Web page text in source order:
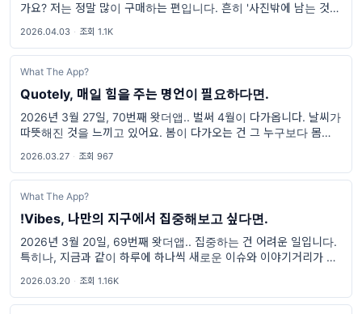
가요? 저는 정말 많이 구매하는 편입니다. 흔히 '사진밖에 남는 것이
이라고 생각
2026.04.03 · 조회 1.1K
What The App?
Quotely, 매일 힘을 주는 명언이 필요하다면.
2026년 3월 27일, 70번째 왓더앱.. 벌써 4월이 다가옵니다. 날씨가
따뜻해진 것을 느끼고 있어요. 봄이 다가오는 건 그 누구보다 몸이 먼
풀리는 계
2026.03.27 · 조회 967
What The App?
!Vibes, 나만의 지구에서 집중해보고 싶다면.
2026년 3월 20일, 69번째 왓더앱.. 집중하는 건 어려운 일입니다.
특히나, 지금과 같이 하루에 하나씩 새로운 이슈와 이야기거리가 생
이전 Focus
2026.03.20 · 조회 1.16K